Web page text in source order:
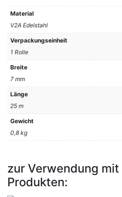
Material
V2A Edelstahl
Verpackungseinheit
1 Rolle
Breite
7 mm
Länge
25 m
Gewicht
0,8 kg
zur Verwendung
Produkten: